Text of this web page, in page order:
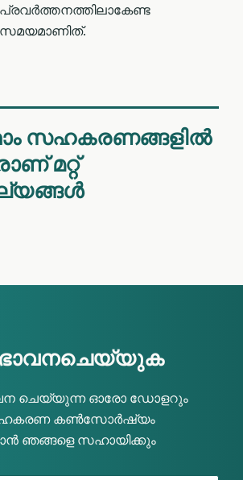
പ്രവര്‍ത്തനത്തിലാകേണ്ട
സമയമാണിത്.
സഹകരണങ്ങളിൽ
മറ്റ്
ചെയ്യുന്ന ഓരോ ഡോളറും
കൺസോർഷ്യം
ഞങ്ങളെ സഹായിക്കും